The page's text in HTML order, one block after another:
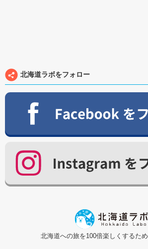
北海道ラボをフォロー
北海道への旅を100倍楽しくするた